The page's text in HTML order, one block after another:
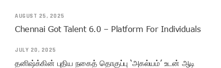
AUGUST 25, 2025
Chennai Got Talent 6.0 – Platform For Individuals
JULY 20, 2025
தனிஷ்க்கின் புதிய நகைத் தொகுப்பு ‘அகல்யம்’ உடன் ஆடி